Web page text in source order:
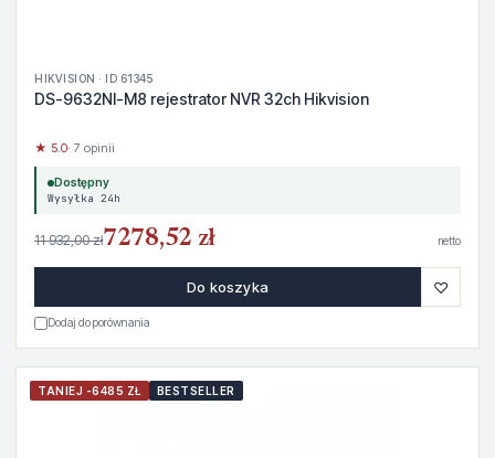
HIKVISION · ID 61345
DS-9632NI-M8 rejestrator NVR 32ch Hikvision
★ 5.0· 7 opinii
Dostępny
Wysyłka 24h
11 932,00 zł7278,52 zł netto
Do koszyka ♡
Dodaj do porównania
TANIEJ -6485 ZŁ BESTSELLER